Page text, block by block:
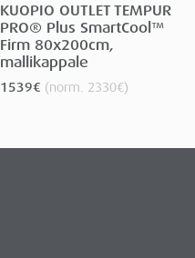
KUOPIO OUTLET TEMPUR
PRO® Plus SmartCool™
Firm 80x200cm,
mallikappale
1539€ (norm. 2330€)